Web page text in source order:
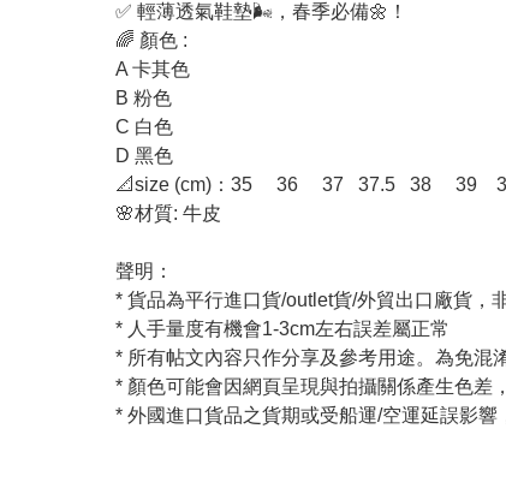
✅ 輕薄透氣鞋墊🌬️，春季必備🌼！
🌈 顏色 :
A 卡其色
B 粉色
C 白色
D 黑色
📐size (cm)：35 36 37 37.5 38 39
🌸材質: 牛皮
聲明：
* 貨品為平行進口貨/outlet貨/外貿出口廠貨，
* 人手量度有機會1-3cm左右誤差屬正常
* 所有帖文內容只作分享及參考用途。為免混
* 顏色可能會因網頁呈現與拍攝關係產生色差
* 外國進口貨品之貨期或受船運/空運延誤影響